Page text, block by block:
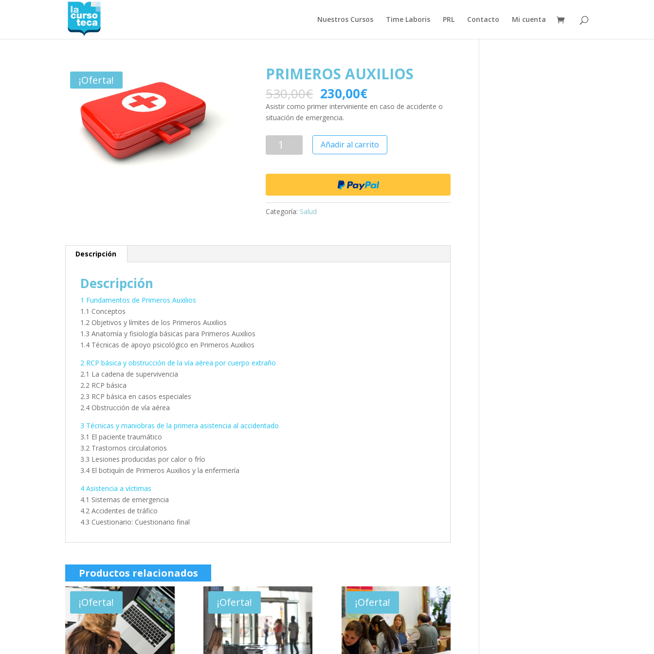
Nuestros Cursos Time Laboris PRL Contacto Mi cuenta
¡Oferta! PRIMEROS AUXILIOS
530,00€ 230,00€
Asistir como primer interviniente en caso de accidente o
situación de emergencia.
Añadir al carrito
Categoría: Salud
Descripción
Descripción
1 Fundamentos de Primeros Auxilios
1.1 Conceptos
1.2 Objetivos y límites de los Primeros Auxilios
1.3 Anatomía y fisiología básicas para Primeros Auxilios
1.4 Técnicas de apoyo psicológico en Primeros Auxilios
2 RCP básica y obstrucción de la vía aérea por cuerpo extraño
2.1 La cadena de supervivencia
2.2 RCP básica
2.3 RCP básica en casos especiales
2.4 Obstrucción de vía aérea
3 Técnicas y maniobras de la primera asistencia al accidentado
3.1 El paciente traumático
3.2 Trastornos circulatorios
3.3 Lesiones producidas por calor o frío
3.4 El botiquín de Primeros Auxilios y la enfermería
4 Asistencia a víctimas
4.1 Sistemas de emergencia
4.2 Accidentes de tráfico
4.3 Cuestionario: Cuestionario final
Productos relacionados
¡Oferta! ¡Oferta! ¡Oferta!